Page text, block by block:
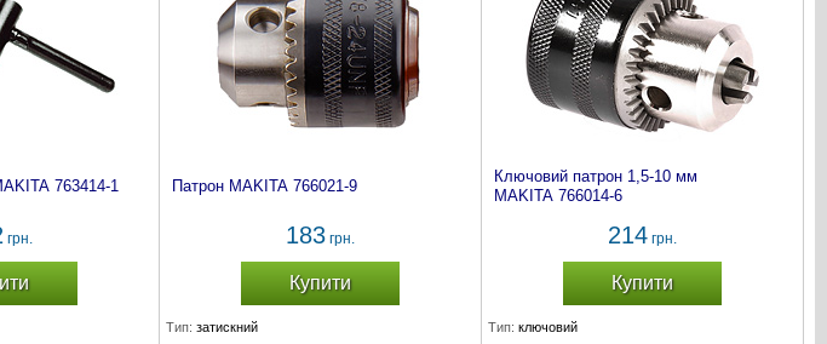
763414-1
грн.
Патрон MAKITA 766021-9
183 грн.
Купити
Тип: затискний
Ключовий патрон 1,5-10 мм
MAKITA 766014-6
214 грн.
Купити
Тип: ключовий